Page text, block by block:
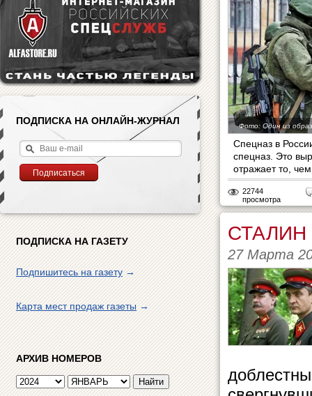
ПОДПИСКА НА ОНЛАЙН-ЖУРНАЛ
ПОДПИСКА НА ГАЗЕТУ
Подпишитесь на газету→
Карта мест продаж газеты→
АРХИВ НОМЕРОВ
Фото: Один из
Спецназ в
спецназ. Это
отражает то,
22744
просмотра
27 Марта